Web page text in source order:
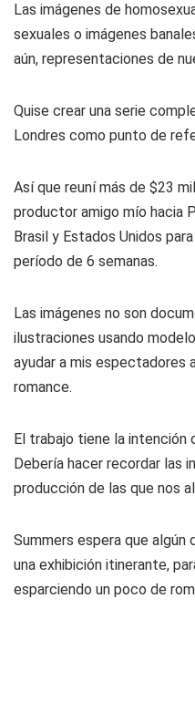
Las imágenes de
sexuales o imágenes
aún, representaciones de
Quise crear una serie
Londres como punto de
Así que reuní más de $23
productor amigo mío hacia
Brasil y Estados Unidos
período de 6 semanas.
Las imágenes no son
ilustraciones usando
ayudar a mis espectadores
romance.
El trabajo tiene la intención
Debería hacer recordar las
producción de las que nos
Summers espera que
una exhibición itinerante,
esparciendo un poco de